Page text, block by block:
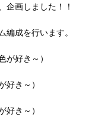
企画しました！！
成を行います。
好き～）
き～）
き～）